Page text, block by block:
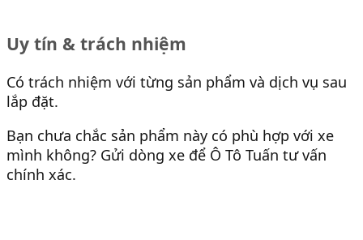
Uy tín & trách nhiệm
Có trách nhiệm với từng sản phẩm và dịch vụ sau
lắp đặt.
Bạn chưa chắc sản phẩm này có phù hợp với xe
mình không? Gửi dòng xe để Ô Tô Tuấn tư vấn
chính xác.